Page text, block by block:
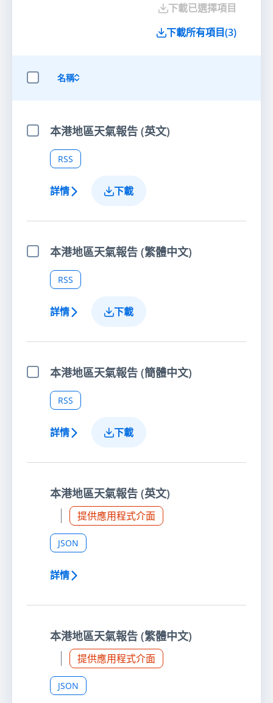
下載已選擇項目
下載所有項目(3)
名稱
選擇項目本港地區天氣報告 (英文)
RSS
詳情 下載
選擇項目本港地區天氣報告 (繁體中文)
RSS
詳情 下載
選擇項目本港地區天氣報告 (簡體中文)
RSS
詳情 下載
本港地區天氣報告 (英文)
提供應用程式介面
JSON
詳情
本港地區天氣報告 (繁體中文)
提供應用程式介面
JSON